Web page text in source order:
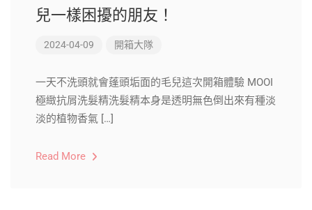
兒一樣困擾的朋友！
2024-04-09 開箱大隊
一天不洗頭就會蓬頭垢面的毛兒這次開箱體驗 MOOI
極緻抗屑洗髮精洗髮精本身是透明無色倒出來有種淡
淡的植物香氣 […]
Read More